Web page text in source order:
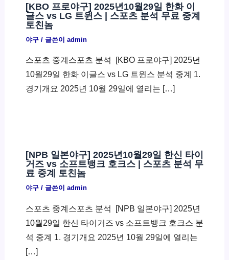
[KBO 프로야구] 2025년10월29일 한화 이
글스 vs LG 트윈스 | 스포츠 분석 무료 중계
토친놈
야구/ 글쓴이 admin
스포츠 중계스포츠 분석 ​ [KBO 프로야구] 2025년
10월29일 한화 이글스 vs LG 트윈스 분석 중계 1.
경기개요 2025년 10월 29일에 열리는 […]
[NPB 일본야구] 2025년10월29일 한신 타이
거즈 vs 소프트뱅크 호크스 | 스포츠 분석 무
료 중계 토친놈
야구/ 글쓴이 admin
스포츠 중계스포츠 분석 ​ [NPB 일본야구] 2025년
10월29일 한신 타이거즈 vs 소프트뱅크 호크스 분
석 중계 1. 경기개요 2025년 10월 29일에 열리는
[…]